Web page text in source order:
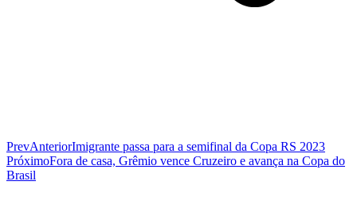
PrevAnteriorImigrante passa para a semifinal da Copa RS 2023
PróximoFora de casa, Grêmio vence Cruzeiro e avança na Copa do
Brasil